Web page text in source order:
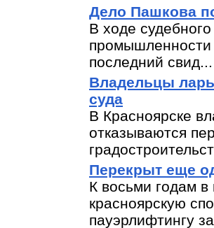
Дело Пашкова
В ходе
промышленности
последний свид...
Владельцы
суда
В Красноярске
отказываются
Перекрыт еще
К восьми годам
красноярскую
пауэрлифтингу